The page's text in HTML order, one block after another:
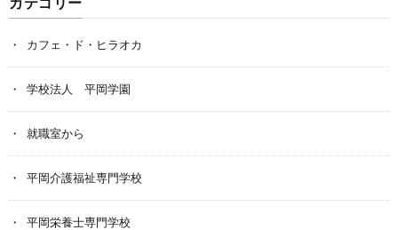
カフェ・ド・ヒラオカ
学校法人 平岡学園
就職室から
平岡介護福祉専門学校
平岡栄養士専門学校